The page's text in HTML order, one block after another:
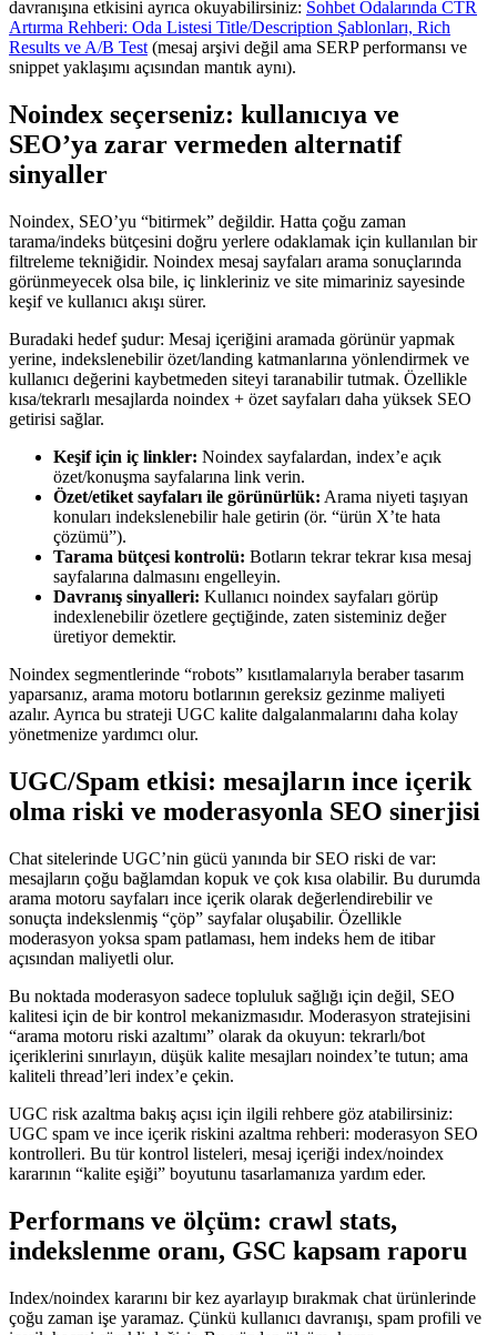
davranışına etkisini ayrıca okuyabilirsiniz: Sohbet Odalarında CTR
Artırma Rehberi: Oda Listesi Title/Description Şablonları, Rich
Results ve A/B Test (mesaj arşivi değil ama SERP performansı ve
snippet yaklaşımı açısından mantık aynı).
Noindex seçerseniz: kullanıcıya ve
SEO’ya zarar vermeden alternatif
sinyaller
Noindex, SEO’yu “bitirmek” değildir. Hatta çoğu zaman
tarama/indeks bütçesini doğru yerlere odaklamak için kullanılan bir
filtreleme tekniğidir. Noindex mesaj sayfaları arama sonuçlarında
görünmeyecek olsa bile, iç linkleriniz ve site mimariniz sayesinde
keşif ve kullanıcı akışı sürer.
Buradaki hedef şudur: Mesaj içeriğini aramada görünür yapmak
yerine, indekslenebilir özet/landing katmanlarına yönlendirmek ve
kullanıcı değerini kaybetmeden siteyi taranabilir tutmak. Özellikle
kısa/tekrarlı mesajlarda noindex + özet sayfaları daha yüksek SEO
getirisi sağlar.
Keşif için iç linkler: Noindex sayfalardan, index’e açık
özet/konuşma sayfalarına link verin.
Özet/etiket sayfaları ile görünürlük: Arama niyeti taşıyan
konuları indekslenebilir hale getirin (ör. “ürün X’te hata
çözümü”).
Tarama bütçesi kontrolü: Botların tekrar tekrar kısa mesaj
sayfalarına dalmasını engelleyin.
Davranış sinyalleri: Kullanıcı noindex sayfaları görüp
indexlenebilir özetlere geçtiğinde, zaten sisteminiz değer
üretiyor demektir.
Noindex segmentlerinde “robots” kısıtlamalarıyla beraber tasarım
yaparsanız, arama motoru botlarının gereksiz gezinme maliyeti
azalır. Ayrıca bu strateji UGC kalite dalgalanmalarını daha kolay
yönetmenize yardımcı olur.
UGC/Spam etkisi: mesajların ince içerik
olma riski ve moderasyonla SEO sinerjisi
Chat sitelerinde UGC’nin gücü yanında bir SEO riski de var:
mesajların çoğu bağlamdan kopuk ve çok kısa olabilir. Bu durumda
arama motoru sayfaları ince içerik olarak değerlendirebilir ve
sonuçta indekslenmiş “çöp” sayfalar oluşabilir. Özellikle
moderasyon yoksa spam patlaması, hem indeks hem de itibar
açısından maliyetli olur.
Bu noktada moderasyon sadece topluluk sağlığı için değil, SEO
kalitesi için de bir kontrol mekanizmasıdır. Moderasyon stratejisini
“arama motoru riski azaltımı” olarak da okuyun: tekrarlı/bot
içeriklerini sınırlayın, düşük kalite mesajları noindex’te tutun; ama
kaliteli thread’leri index’e çekin.
UGC risk azaltma bakış açısı için ilgili rehbere göz atabilirsiniz:
UGC spam ve ince içerik riskini azaltma rehberi: moderasyon SEO
kontrolleri. Bu tür kontrol listeleri, mesaj içeriği index/noindex
kararının “kalite eşiği” boyutunu tasarlamanıza yardım eder.
Performans ve ölçüm: crawl stats,
indekslenme oranı, GSC kapsam raporu
Index/noindex kararını bir kez ayarlayıp bırakmak chat ürünlerinde
çoğu zaman işe yaramaz. Çünkü kullanıcı davranışı, spam profili ve